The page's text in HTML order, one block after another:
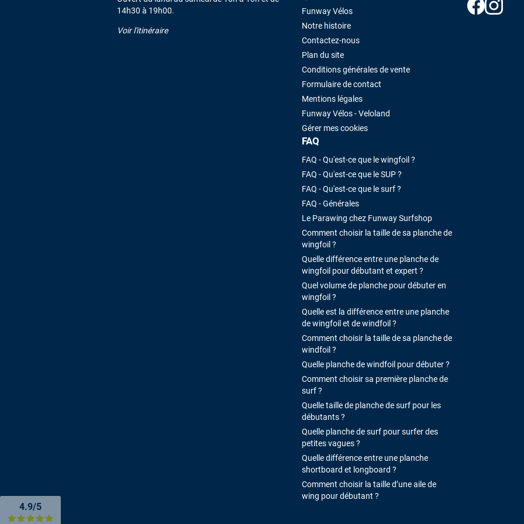
14h30 à 19h00.
Voir l'itinéraire
Funway Vélos
Notre histoire
Contactez-nous
Plan du site
Conditions générales de vente
Formulaire de contact
Mentions légales
Funway Vélos - Veloland
Gérer mes cookies
FAQ
FAQ - Qu'est-ce que le wingfoil ?
FAQ - Qu'est-ce que le SUP ?
FAQ - Qu'est-ce que le surf ?
FAQ - Générales
Le Parawing chez Funway Surfshop
Comment choisir la taille de sa planche de
wingfoil ?
Quelle différence entre une planche de
wingfoil pour débutant et expert ?
Quel volume de planche pour débuter en
wingfoil ?
Quelle est la différence entre une planche
de wingfoil et de windfoil ?
Comment choisir la taille de sa planche de
windfoil ?
Quelle planche de windfoil pour débuter ?
Comment choisir sa première planche de
surf ?
Quelle taille de planche de surf pour les
débutants ?
Quelle planche de surf pour surfer des
petites vagues ?
Quelle différence entre une planche
shortboard et longboard ?
Comment choisir la taille d’une aile de
wing pour débutant ?
4.9/5